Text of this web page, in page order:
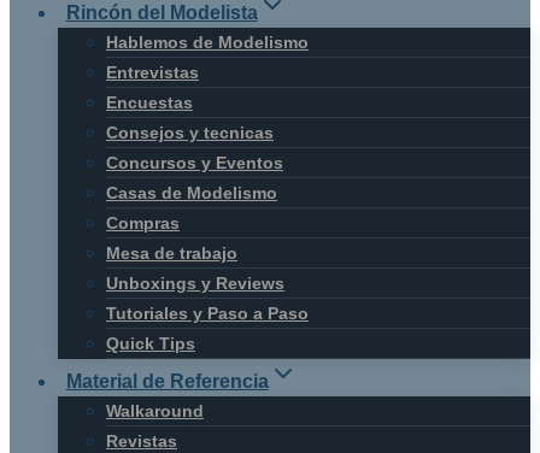
Rincón del Modelista
Hablemos de Modelismo
Entrevistas
Encuestas
Consejos y tecnicas
Concursos y Eventos
Casas de Modelismo
Compras
Mesa de trabajo
Unboxings y Reviews
Tutoriales y Paso a Paso
Quick Tips
Material de Referencia
Walkaround
Revistas